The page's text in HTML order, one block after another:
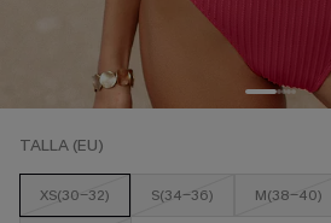
TALLA (EU)
XS(30-32) S(34-36) M(38-40)